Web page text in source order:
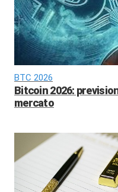
BTC 2026
Bitcoin 2026:
mercato